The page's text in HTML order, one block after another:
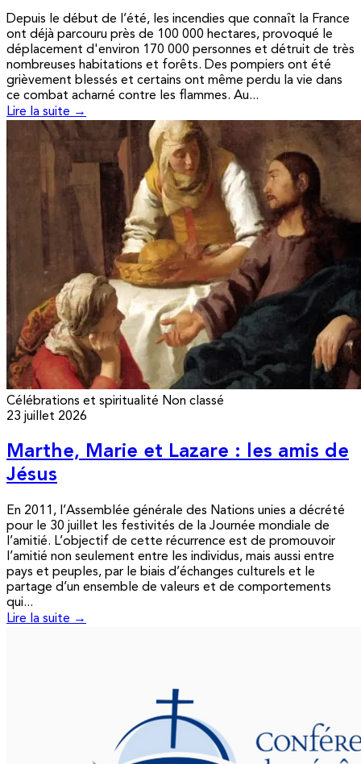
Depuis le début de l’été, les incendies que connaît la France
ont déjà parcouru près de 100 000 hectares, provoqué le
déplacement d'environ 170 000 personnes et détruit de très
nombreuses habitations et forêts. Des pompiers ont été
grièvement blessés et certains ont même perdu la vie dans
ce combat acharné contre les flammes. Au...
Lire la suite →
Célébrations et spiritualité Non classé
23 juillet 2026
Marthe, Marie et Lazare : les amis de
Jésus
En 2011, l’Assemblée générale des Nations unies a décrété
pour le 30 juillet les festivités de la Journée mondiale de
l’amitié. L’objectif de cette récurrence est de promouvoir
l’amitié non seulement entre les individus, mais aussi entre
pays et peuples, par le biais d’échanges culturels et le
partage d’un ensemble de valeurs et de comportements
qui...
Lire la suite →